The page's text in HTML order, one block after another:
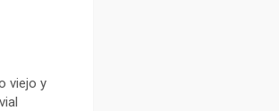
viejo y